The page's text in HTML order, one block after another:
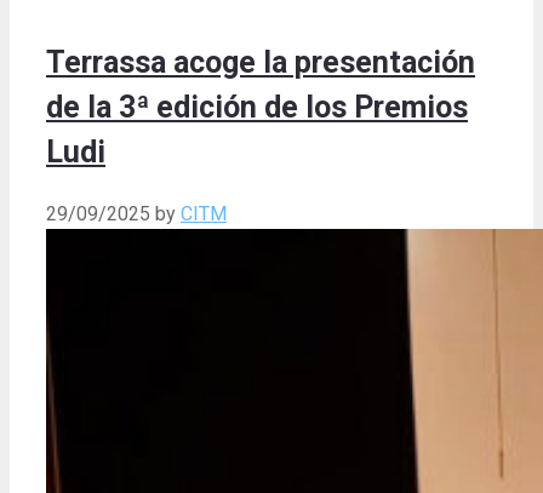
Terrassa acoge la presentación
de la 3ª edición de los Premios
Ludi
29/09/2025 by CITM